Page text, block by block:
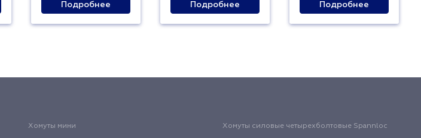
Подробнее Подробнее Подробнее
Хомуты мини Хомуты силовые четырехболтовые Spannloc